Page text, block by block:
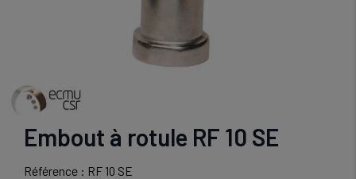
Embout à rotule RF 10 SE
Référence : RF 10 SE